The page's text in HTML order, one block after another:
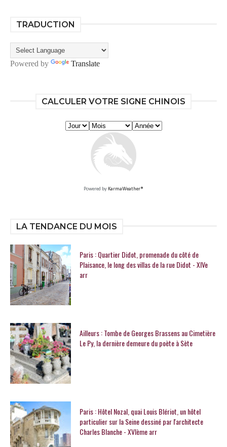
TRADUCTION
Powered by Translate
CALCULER VOTRE SIGNE CHINOIS
Powered by KarmaWeather®
LA TENDANCE DU MOIS
Paris : Quartier Didot, promenade du côté de
Plaisance, le long des villas de la rue Didot - XIVe
arr
Ailleurs : Tombe de Georges Brassens au Cimetière
Le Py, la dernière demeure du poète à Sète
Paris : Hôtel Nozal, quai Louis Blériot, un hôtel
particulier sur la Seine dessiné par l'architecte
Charles Blanche - XVIème arr